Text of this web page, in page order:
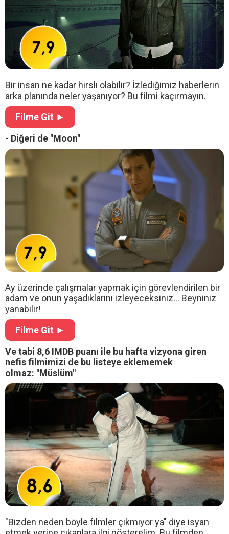
Bir insan ne kadar hırslı olabilir? İzlediğimiz haberlerin
arka planında neler yaşanıyor? Bu filmi kaçırmayın.
Filme Git ►
- Diğeri de "Moon"
Ay üzerinde çalışmalar yapmak için görevlendirilen bir
adam ve onun yaşadıklarını izleyeceksiniz... Beyniniz
yanabilir!
Filme Git ►
Ve tabi 8,6 IMDB puanı ile bu hafta vizyona giren
nefis filmimizi de bu listeye eklememek
olmaz: "Müslüm"
"Bizden neden böyle filmler çıkmıyor ya" diye isyan